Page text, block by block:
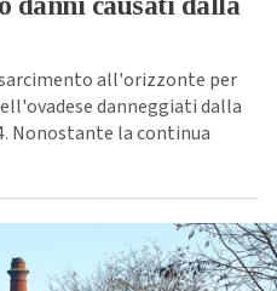
all'orizzonte per
danneggiati dalla
Nonostante la continua